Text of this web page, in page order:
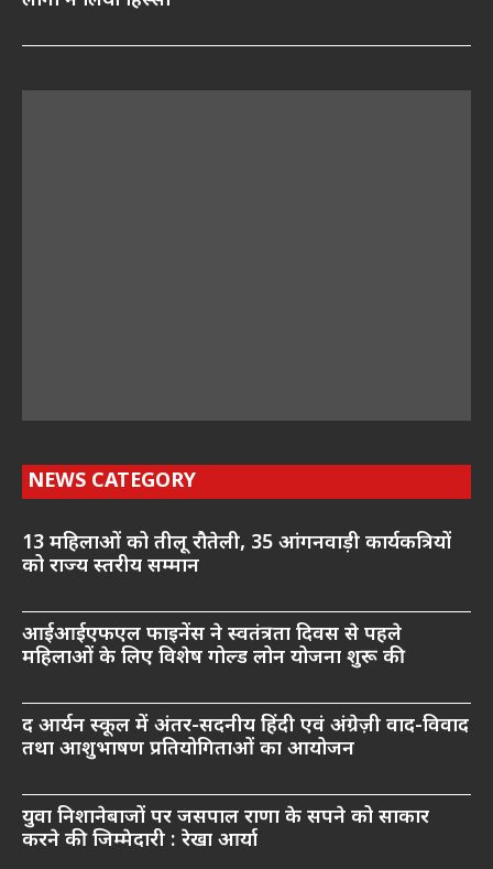
NEWS CATEGORY
13 महिलाओं को तीलू रौतेली, 35 आंगनवाड़ी कार्यकत्रियों
को राज्य स्तरीय सम्मान
आईआईएफएल फाइनेंस ने स्वतंत्रता दिवस से पहले
महिलाओं के लिए विशेष गोल्ड लोन योजना शुरू की
द आर्यन स्कूल में अंतर-सदनीय हिंदी एवं अंग्रेज़ी वाद-विवाद
तथा आशुभाषण प्रतियोगिताओं का आयोजन
युवा निशानेबाजों पर जसपाल राणा के सपने को साकार
करने की जिम्मेदारी : रेखा आर्या